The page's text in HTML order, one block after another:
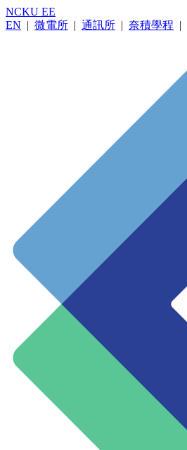
NCKU EE
EN | 微電所 | 通訊所 | 奈積學程 |